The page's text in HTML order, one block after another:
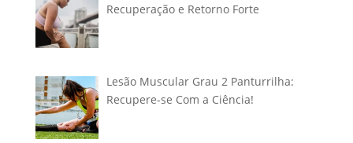
Recuperação e Retorno Forte
Lesão Muscular Grau 2 Panturrilha:
Recupere-se Com a Ciência!